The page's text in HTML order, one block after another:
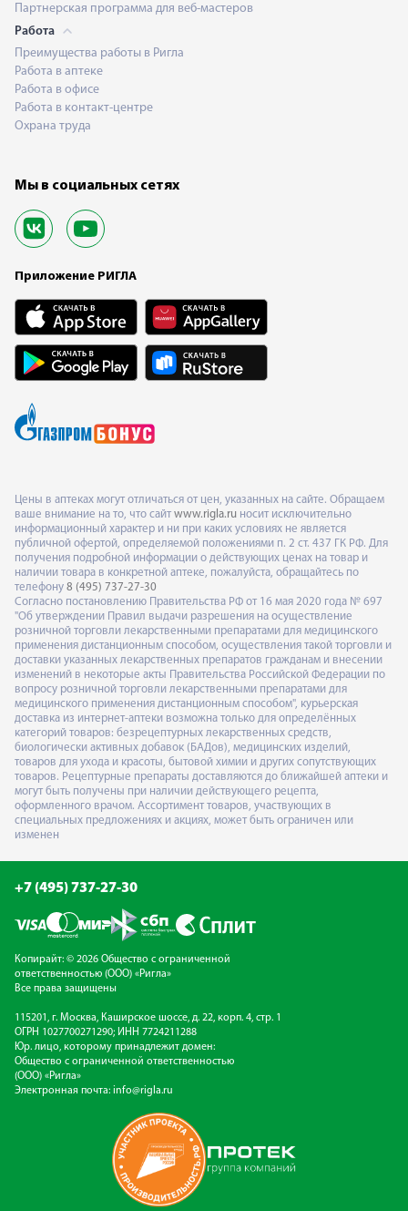
Партнерская программа для веб-мастеров
Работа
Преимущества работы в Ригла
Работа в аптеке
Работа в офисе
Работа в контакт-центре
Охрана труда
Мы в социальных сетях
Приложение РИГЛА
Цены в аптеках могут отличаться от цен, указанных на сайте. Обращаем
ваше внимание на то, что сайт www.rigla.ru носит исключительно
информационный характер и ни при каких условиях не является
публичной офертой, определяемой положениями п. 2 ст. 437 ГК РФ. Для
получения подробной информации о действующих ценах на товар и
наличии товара в конкретной аптеке, пожалуйста, обращайтесь по
телефону 8 (495) 737-27-30
Согласно постановлению Правительства РФ от 16 мая 2020 года № 697
"Об утверждении Правил выдачи разрешения на осуществление
розничной торговли лекарственными препаратами для медицинского
применения дистанционным способом, осуществления такой торговли и
доставки указанных лекарственных препаратов гражданам и внесении
изменений в некоторые акты Правительства Российской Федерации по
вопросу розничной торговли лекарственными препаратами для
медицинского применения дистанционным способом", курьерская
доставка из интернет-аптеки возможна только для определённых
категорий товаров: безрецептурных лекарственных средств,
биологически активных добавок (БАДов), медицинских изделий,
товаров для ухода и красоты, бытовой химии и других сопутствующих
товаров. Рецептурные препараты доставляются до ближайшей аптеки и
могут быть получены при наличии действующего рецепта,
оформленного врачом. Ассортимент товаров, участвующих в
специальных предложениях и акциях, может быть ограничен или
изменен
+7 (495) 737-27-30
Копирайт: © 2026 Общество с ограниченной
ответственностью (ООО) «Ригла»
Все права защищены
115201, г. Москва, Каширское шоссе, д. 22, корп. 4, стр. 1
ОГРН 1027700271290; ИНН 7724211288
Юр. лицо, которому принадлежит домен:
Общество с ограниченной ответственностью
(ООО) «Ригла»
Электронная почта: info@rigla.ru